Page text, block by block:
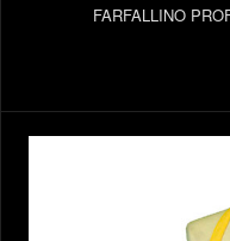
FARFALLINO